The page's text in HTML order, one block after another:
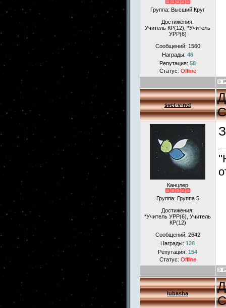
Группа: Высший Круг
Достижения:
Учитель КР(12), *Учитель
УРР(6)
Сообщений: 1560
Награды: 46
Репутация: 58
Статус: Offline
svet-v-net
Канцлер
Группа: Группа 5
Достижения:
*Учитель УРР(6), Учитель
КР(12)
Сообщений: 2642
Награды: 128
Репутация: 154
Статус: Offline
lubasha